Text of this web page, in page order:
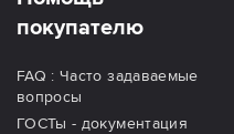
покупателю
FAQ : Часто задаваемые
вопросы
ГОСТы - документация